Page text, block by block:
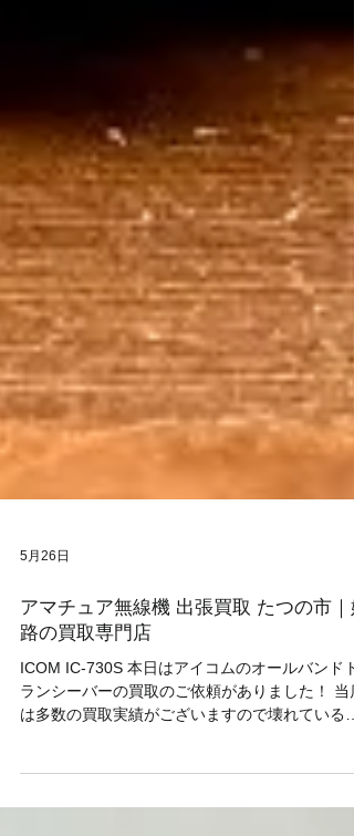
5月26日
アマチュア無線機 出張買取 たつの市｜
路の買取専門店
ICOM IC-730S 本日はアイコムのオールバンドト
ュア無線機材などを売りたいとご検討中の方はぜ